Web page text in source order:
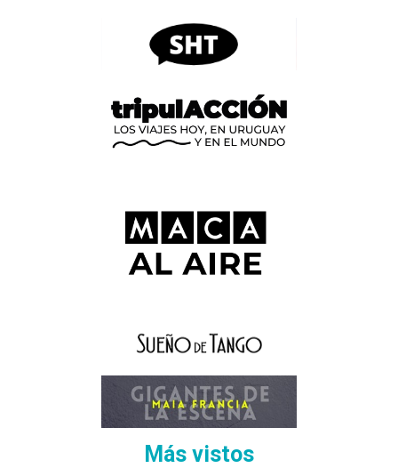
Más vistos